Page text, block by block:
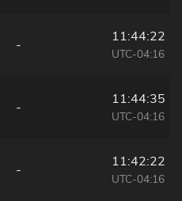
-
11:44:22
UTC-04:16
-
11:44:35
UTC-04:16
-
11:42:22
UTC-04:16